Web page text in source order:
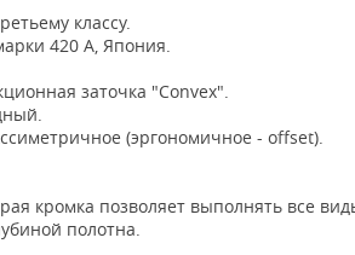
классу.
420 А, Япония.
заточка "Convex".
(эргономичное - offset).
кромка позволяет выполнять все
полотна.